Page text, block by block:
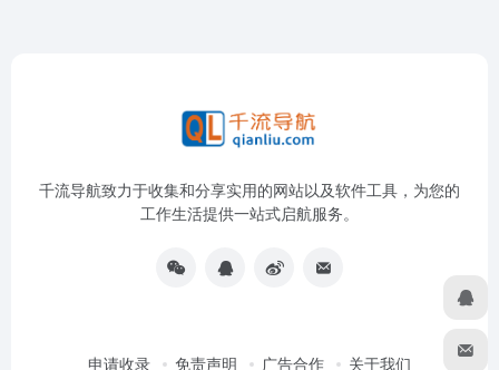
千流导航致力于收集和分享实用的网站以及软件工具，为您的
工作生活提供一站式启航服务。
申请收录 免责声明 广告合作 关于我们